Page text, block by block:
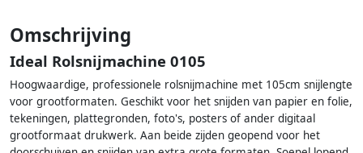
Omschrijving
Ideal Rolsnijmachine 0105
Hoogwaardige, professionele rolsnijmachine met 105cm snijlengte
voor grootformaten. Geschikt voor het snijden van papier en folie,
tekeningen, plattegronden, foto's, posters of ander digitaal
grootformaat drukwerk. Aan beide zijden geopend voor het